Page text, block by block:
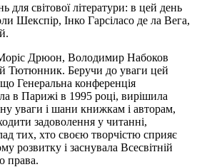
для світової літератури: в цей день
Шекспір, Інко Гарсіласо де ла Вега,
Дрюон, Володимир Набоков
Тютюнник. Беручи до уваги цей
Генеральна конференція
Парижі в 1995 році, вирішила
уваги і шани книжкам і авторам,
задоволення у читанні,
тих, хто своєю творчістю сприяє
розвитку і заснувала Всесвітній
права.